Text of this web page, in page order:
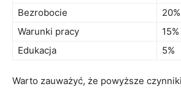
Bezrobocie
20%
Warunki pracy
15%
Edukacja
5%
Warto zauważyć, że powyższe